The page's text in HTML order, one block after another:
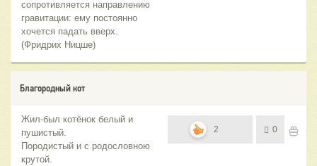
сопротивляется направлению
гравитации: ему постоянно
хочется падать вверх.
(Фридрих Ницше)
Благородный кот
Жил-был котёнок белый и
пушистый.
Породистый и с родословною
крутой.
2 0